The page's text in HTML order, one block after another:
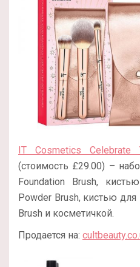
IT Cosmetics Celebrate
(стоимость £29.00) –
Foundation Brush,
Powder Brush, кистью
Brush и косметичкой.
Продается на: